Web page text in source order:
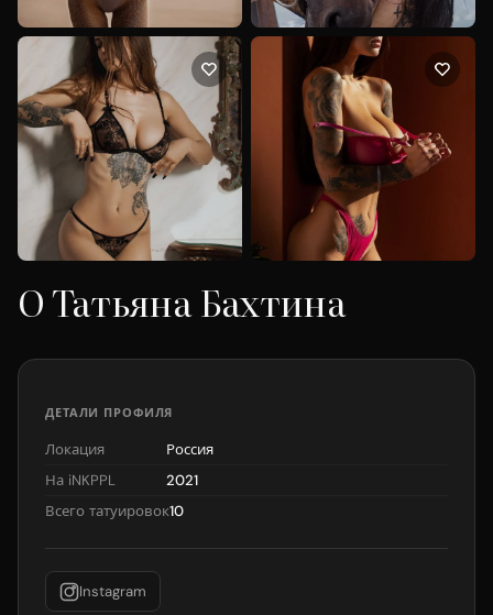
О Татьяна Бахтина
ДЕТАЛИ ПРОФИЛЯ
Локация
Россия
На iNKPPL
2021
Всего татуировок10
Instagram